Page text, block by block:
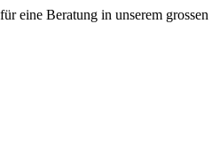
eine Beratung in unserem grossen